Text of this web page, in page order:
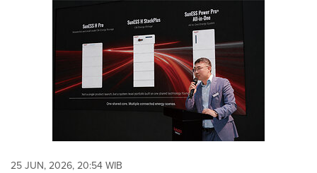
25 JUN, 2026, 20:54 WIB